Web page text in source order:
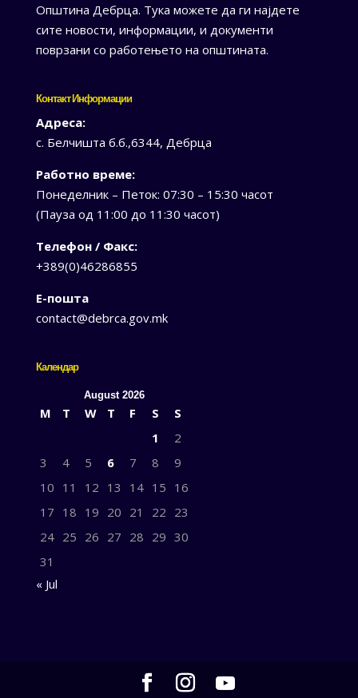
Општина Дебрца. Тука можете да ги најдете
сите новости, информации, и документи
поврзани со работењето на општината.
Контакт Информации
Адреса:
с. Белчишта б.б.,6344, Дебрца
Работно време:
Понеделник – Петок: 07:30 – 15:30 часот
(Пауза од 11:00 до 11:30 часот)
Телефон / Факс:
+389(0)46286855
Е-пошта
contact@debrca.gov.mk
Календар
August 2026
M T W T F S
S
1
2
3
4 5 6 7 8
9
10 11 12 13 14 15 16
17 18 19 20 21 22 23
24 25 26 27 28 29 30
31
« Jul